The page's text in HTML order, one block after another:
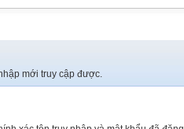
mới truy cập được.